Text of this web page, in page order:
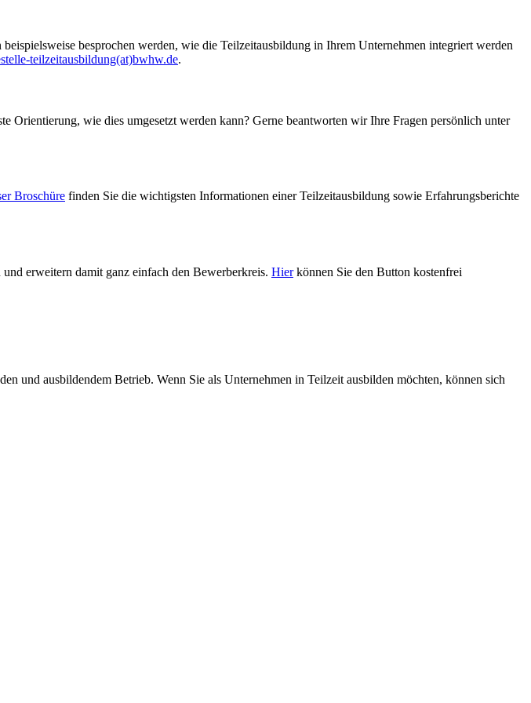
besprochen werden, wie die Teilzeitausbildung in Ihrem Unternehmen integriert werden
teilzeitausbildung(at)bwhw.de.
Orientierung, wie dies umgesetzt werden kann? Gerne beantworten wir Ihre Fragen persönlich unter
Broschüre finden Sie die wichtigsten Informationen einer Teilzeitausbildung sowie Erfahrungsberichte
erweitern damit ganz einfach den Bewerberkreis. Hierkönnen Sie den Button kostenfrei
und ausbildendem Betrieb. Wenn Sie als Unternehmen in Teilzeit ausbilden möchten, können sich